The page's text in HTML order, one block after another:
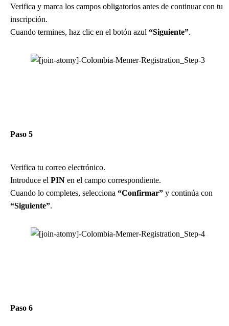
Verifica y marca los campos obligatorios antes de continuar con tu
inscripción.
Cuando termines, haz clic en el botón azul “Siguiente”.
Paso 5
Verifica tu correo electrónico.
Introduce el PIN en el campo correspondiente.
Cuando lo completes, selecciona “Confirmar” y continúa con
“Siguiente”.
Paso 6